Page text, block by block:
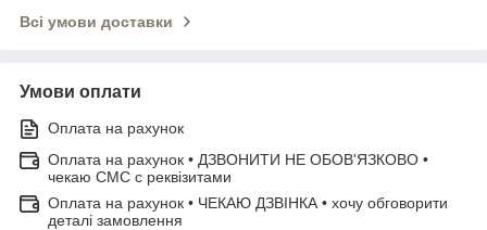
Всі умови доставки
Умови оплати
Оплата на рахунок
Оплата на рахунок • ДЗВОНИТИ НЕ ОБОВ'ЯЗКОВО •
чекаю СМС с реквізитами
Оплата на рахунок • ЧЕКАЮ ДЗВІНКА • хочу обговорити
деталі замовлення